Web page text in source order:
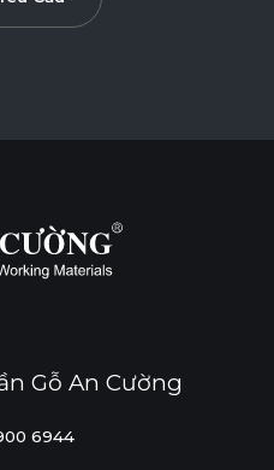
Gỗ An Cường
6944